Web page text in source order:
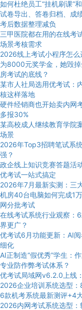
如何杜绝员工“挂机刷课”
试卷导出、答卷归档、
考后数据整理减负
三甲医院都在用的在线考
场景考核需求
2026线上考试小程序怎
为8000元奖学金，她毁
房考试的底线？
某市人社局选用优考试：
核这样落地
硬件经销商也开始卖内网
多报30%
某高校成人继续教育学院
场景
2026年Top3招聘笔试系
强？
政企线上知识竞赛答题活
优考试一站式搞定
2026年7月最新实测：三
机房40台电脑如何完成1
网分批考试
在线考试系统行业观察：
界更广？
优考试6月功能更新：AI
细化
AI正制造“假优秀”学生：
专业防作弊考试体系？
优考试局域网v6.2.0上线
2026企业培训系统选型
6款机考系统最新测评+4
2026内网考试系统选型